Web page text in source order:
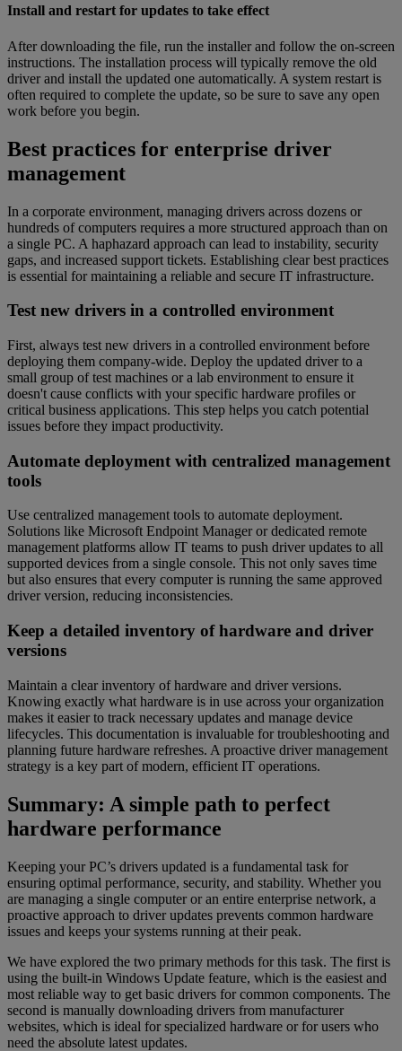
Install and restart for updates to take effect
After downloading the file, run the installer and follow the on-screen
instructions. The installation process will typically remove the old
driver and install the updated one automatically. A system restart is
often required to complete the update, so be sure to save any open
work before you begin.
Best practices for enterprise driver
management
In a corporate environment, managing drivers across dozens or
hundreds of computers requires a more structured approach than on
a single PC. A haphazard approach can lead to instability, security
gaps, and increased support tickets. Establishing clear best practices
is essential for maintaining a reliable and secure IT infrastructure.
Test new drivers in a controlled environment
First, always test new drivers in a controlled environment before
deploying them company-wide. Deploy the updated driver to a
small group of test machines or a lab environment to ensure it
doesn't cause conflicts with your specific hardware profiles or
critical business applications. This step helps you catch potential
issues before they impact productivity.
Automate deployment with centralized management
tools
Use centralized management tools to automate deployment.
Solutions like Microsoft Endpoint Manager or dedicated remote
management platforms allow IT teams to push driver updates to all
supported devices from a single console. This not only saves time
but also ensures that every computer is running the same approved
driver version, reducing inconsistencies.
Keep a detailed inventory of hardware and driver
versions
Maintain a clear inventory of hardware and driver versions.
Knowing exactly what hardware is in use across your organization
makes it easier to track necessary updates and manage device
lifecycles. This documentation is invaluable for troubleshooting and
planning future hardware refreshes. A proactive driver management
strategy is a key part of modern, efficient IT operations.
Summary: A simple path to perfect
hardware performance
Keeping your PC’s drivers updated is a fundamental task for
ensuring optimal performance, security, and stability. Whether you
are managing a single computer or an entire enterprise network, a
proactive approach to driver updates prevents common hardware
issues and keeps your systems running at their peak.
We have explored the two primary methods for this task. The first is
using the built-in Windows Update feature, which is the easiest and
most reliable way to get basic drivers for common components. The
second is manually downloading drivers from manufacturer
websites, which is ideal for specialized hardware or for users who
need the absolute latest updates.